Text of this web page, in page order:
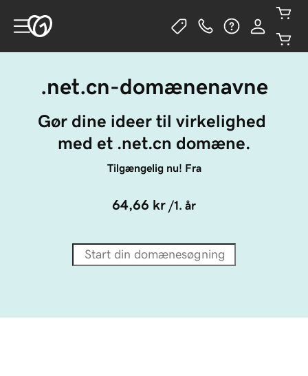
.net.cn-domænenavne
Gør dine ideer til virkelighed
med et .net.cn domæne.
Tilgængelig nu! Fra
64,66 kr /1. år